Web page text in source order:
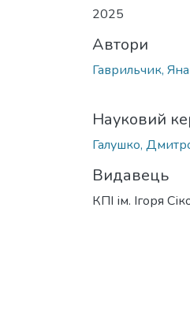
2025
Автори
Гаврильчик,
Науковий
Галушко,
Видавець
КПІ ім. Ігоря